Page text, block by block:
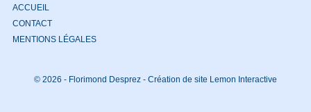
ACCUEIL
CONTACT
MENTIONS LÉGALES
© 2026 - Florimond Desprez - Création de site Lemon Interactive